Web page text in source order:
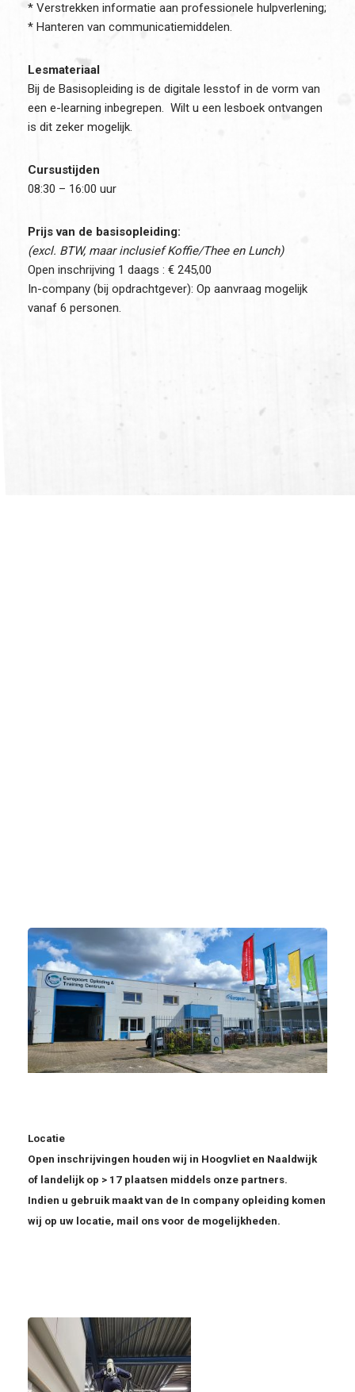
* Verstrekken informatie aan professionele hulpverlening;
* Hanteren van communicatiemiddelen.
Lesmateriaal
Bij de Basisopleiding is de digitale lesstof in de vorm van
een e-learning inbegrepen. Wilt u een lesboek ontvangen
is dit zeker mogelijk.
Cursustijden
08:30 – 16:00 uur
Prijs van de basisopleiding:
(excl. BTW, maar inclusief Koffie/Thee en Lunch)
Open inschrijving 1 daags : € 245,00
In-company (bij opdrachtgever): Op aanvraag mogelijk
vanaf 6 personen.
Locatie
Open inschrijvingen houden wij in Hoogvliet en Naaldwijk
of landelijk op > 17 plaatsen middels onze partners.
Indien u gebruik maakt van de In company opleiding komen
wij op uw locatie, mail ons voor de mogelijkheden.